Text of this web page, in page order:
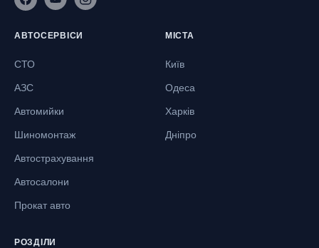
АВТОСЕРВІСИ
СТО
АЗС
Автомийки
Шиномонтаж
Автострахування
Автосалони
Прокат авто
МІСТА
Київ
Одеса
Харків
Дніпро
РОЗДІЛИ